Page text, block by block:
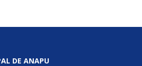
DE ANAPU